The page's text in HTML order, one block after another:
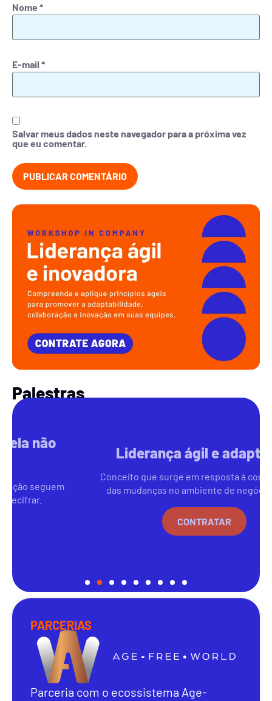
Nome *
E-mail *
Salvar meus dados neste navegador para a próxima vez
que eu comentar.
Palestras
Liderança ágil e adaptativa
Conceito que surge em resposta à complexidade
das mudanças no ambiente de negócios atual.
CONTRATAR
PARCERIAS
Parceria com o ecossistema Age-